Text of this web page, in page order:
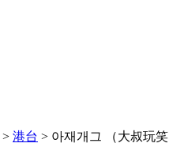
> 港台 > 아재개그 （大叔玩